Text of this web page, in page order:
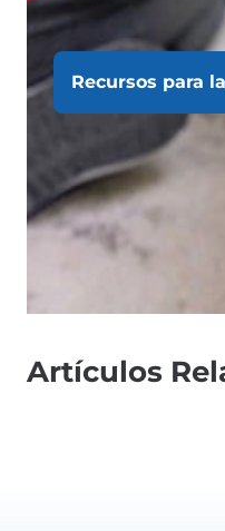
Recursos para
Artículos